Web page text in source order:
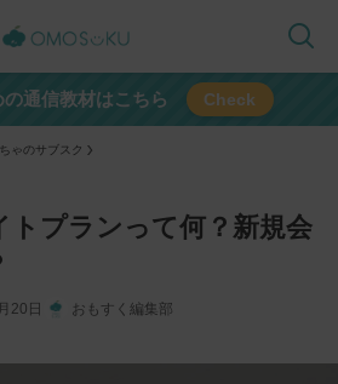
通信教材はこちら Check
ゃのサブスク
トプランって何？新規会
20日 おもすく編集部